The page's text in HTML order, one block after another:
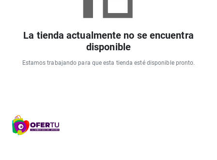
La tienda actualmente no se encuentra
disponible
Estamos trabajando para que esta tienda esté disponible pronto.